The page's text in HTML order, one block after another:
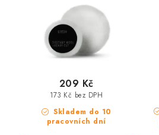
Skladem do 10
pracovních dní
173 Kč bez DPH
209 Kč